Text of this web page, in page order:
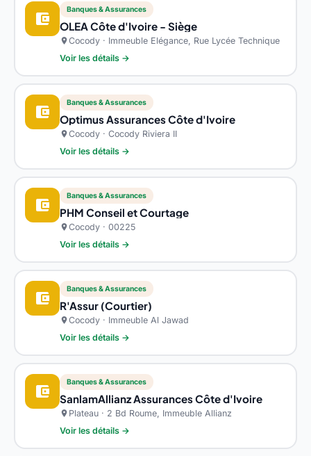
account_balance_wallet
Banques & Assurances
OLEA Côte d'Ivoire - Siège
location_onCocody · Immeuble Elégance, Rue Lycée Technique
Voir les détails →
account_balance_wallet
Banques & Assurances
Optimus Assurances Côte d'Ivoire
location_onCocody · Cocody Riviera II
Voir les détails →
account_balance_wallet
Banques & Assurances
PHM Conseil et Courtage
location_onCocody · 00225
Voir les détails →
account_balance_wallet
Banques & Assurances
R'Assur (Courtier)
location_onCocody · Immeuble Al Jawad
Voir les détails →
account_balance_wallet
Banques & Assurances
SanlamAllianz Assurances Côte d'Ivoire
location_on Plateau · 2 Bd Roume, Immeuble Allianz
Voir les détails →